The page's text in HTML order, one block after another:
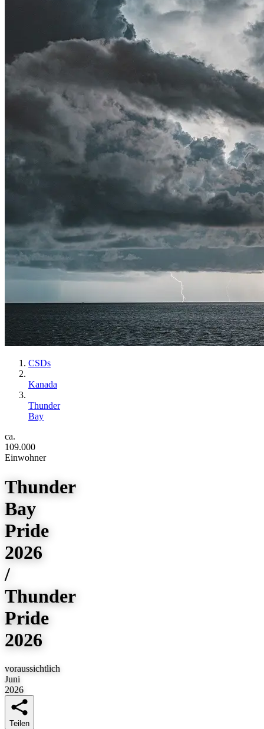
CSDs
Kanada
Thunder
Bay
ca.
109.000
Einwohner
Thunder
Bay
Pride
2026
/
Thunder
Pride
2026
voraussichtlich
Juni
2026
Teilen